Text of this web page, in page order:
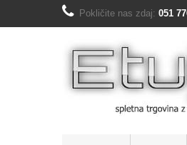
Pokličite nas zdaj: 051